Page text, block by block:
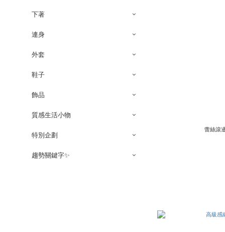
下著
連身
外套
鞋子
飾品
質感生活小物
特別企劃
趨勢關鍵字✨
蕾絲滾